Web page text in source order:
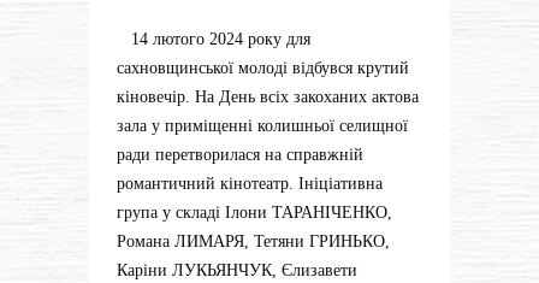
14 лютого 2024 року для
сахновщинської молоді відбувся крутий
кіновечір. На День всіх закоханих актова
зала у приміщенні колишньої селищної
ради перетворилася на справжній
романтичний кінотеатр. Ініціативна
група у складі Ілони ТАРАНІЧЕНКО,
Романа ЛИМАРЯ, Тетяни ГРИНЬКО,
Каріни ЛУКЬЯНЧУК, Єлизавети